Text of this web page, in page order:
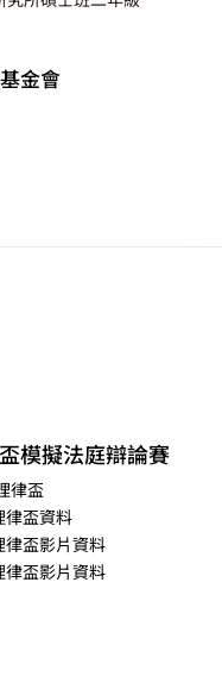
金會
模擬法庭辯論賽
律盃
律盃資料
律盃影片資料
律盃影片資料